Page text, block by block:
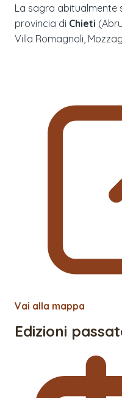
La sagra abitualmente
provincia di Chieti (
Villa Romagnoli,
Vai alla mappa
Edizioni